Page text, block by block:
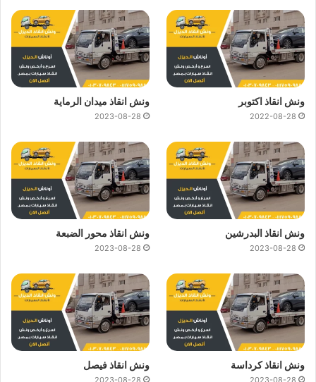
ونش انقاذ اكتوبر
2022-08-28
ونش انقاذ ميدان الرماية
2023-08-28
ونش انقاذ البدرشين
2023-08-28
ونش انقاذ محور الضبعة
2023-08-28
ونش انقاذ كرداسة ونش انقاذ فيصل